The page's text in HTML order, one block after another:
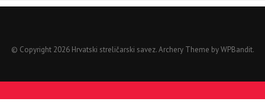
© Copyright 2026 Hrvatski streličarski savez.Archery Theme byWPBandit.